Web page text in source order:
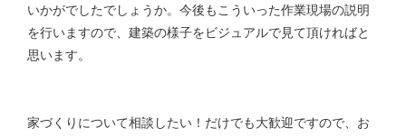
いかがでしたでしょうか。今後もこういった作業現場の説明
を行いますので、建築の様子をビジュアルで見て頂ければと
思います。
家づくりについて相談したい！だけでも大歓迎ですので、お